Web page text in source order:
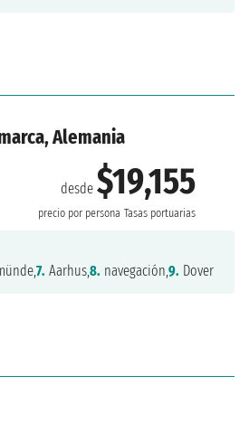
Alemania
desde$19,155
precio por persona Tasas portuarias
7. Aarhus,8. navegación,9. Dover